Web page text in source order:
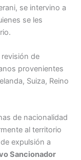
se intervino a
se les
de
provenientes
Suiza, Reino
de nacionalidad
al territorio
expulsión a
Sancionador